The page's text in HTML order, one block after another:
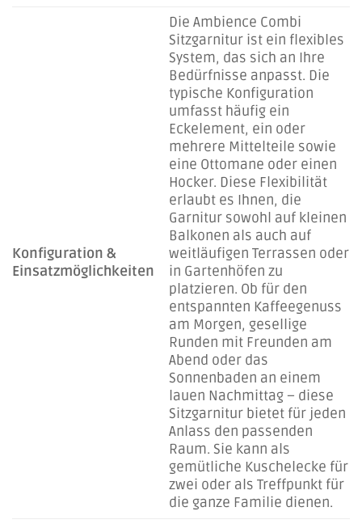
Konfiguration &
Einsatzmöglichkeiten
Die Ambience Combi
Sitzgarnitur ist ein flexibles
System, das sich an Ihre
Bedürfnisse anpasst. Die
typische Konfiguration
umfasst häufig ein
Eckelement, ein oder
mehrere Mittelteile sowie
eine Ottomane oder einen
Hocker. Diese Flexibilität
erlaubt es Ihnen, die
Garnitur sowohl auf kleinen
Balkonen als auch auf
weitläufigen Terrassen oder
in Gartenhöfen zu
platzieren. Ob für den
entspannten Kaffeegenuss
am Morgen, gesellige
Runden mit Freunden am
Abend oder das
Sonnenbaden an einem
lauen Nachmittag – diese
Sitzgarnitur bietet für jeden
Anlass den passenden
Raum. Sie kann als
gemütliche Kuschelecke für
zwei oder als Treffpunkt für
die ganze Familie dienen.